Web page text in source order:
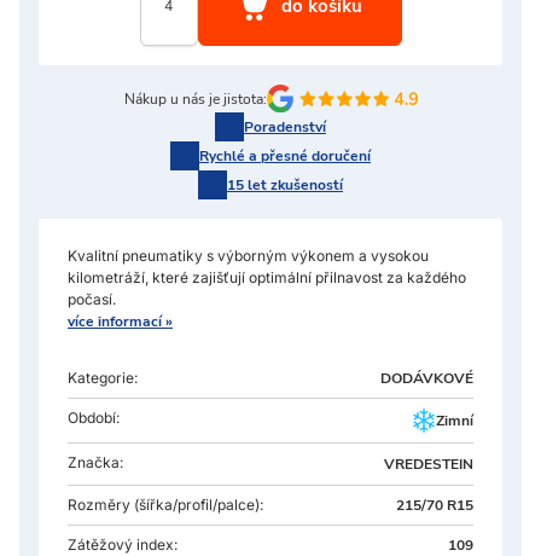
Nákup u nás je jistota:
Poradenství
Rychlé a přesné doručení
15 let zkušeností
Kvalitní pneumatiky s výborným výkonem a vysokou
kilometráží, které zajišťují optimální přilnavost za každého
počasí.
více informací »
Kategorie: DODÁVKOVÉ
Období: Zimní
Značka: VREDESTEIN
Rozměry (šířka/profil/palce): 215/70 R15
Zátěžový index: 109